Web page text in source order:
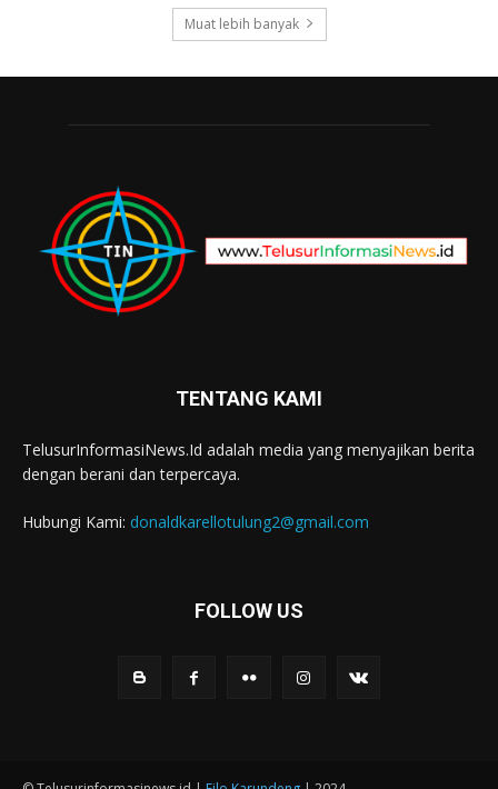
Muat lebih banyak
TENTANG KAMI
TelusurInformasiNews.Id adalah media yang menyajikan berita
dengan berani dan terpercaya.
Hubungi Kami: donaldkarellotulung2@gmail.com
FOLLOW US